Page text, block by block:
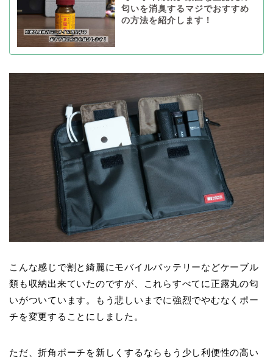
匂いを消臭するマジでおすすめ
の方法を紹介します！
こんな感じで割と綺麗にモバイルバッテリーなどケーブル
類も収納出来ていたのですが、これらすべてに正露丸の匂
いがついています。もう悲しいまでに強烈でやむなくポー
チを変更することにしました。
ただ、折角ポーチを新しくするならもう少し利便性の高い